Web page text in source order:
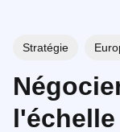
Stratégie